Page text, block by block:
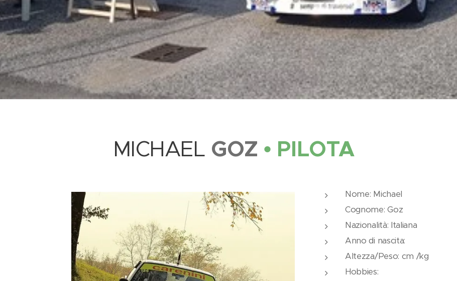
MICHAEL GOZ • PILOTA
Nome: Michael
Cognome: Goz
Nazionalità: Italiana
Anno di nascita:
Altezza/Peso: cm /kg
Hobbies: